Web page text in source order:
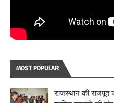
MOST POPULAR
राजस्थान की राजपूत